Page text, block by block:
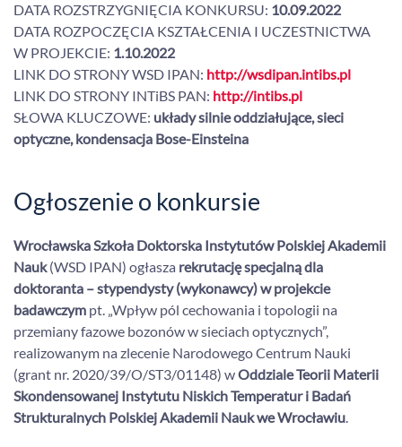
DATA ROZSTRZYGNIĘCIA KONKURSU: 10.09.2022
DATA ROZPOCZĘCIA KSZTAŁCENIA I UCZESTNICTWA
W PROJEKCIE: 1.10.2022
LINK DO STRONY WSD IPAN: http://wsdipan.intibs.pl
LINK DO STRONY INTiBS PAN: http://intibs.pl
SŁOWA KLUCZOWE: układy silnie oddziałujące, sieci
optyczne, kondensacja Bose-Einsteina
Ogłoszenie o konkursie
Wrocławska Szkoła Doktorska Instytutów Polskiej Akademii
Nauk(WSD IPAN) ogłasza rekrutację specjalną dla
doktoranta – stypendysty (wykonawcy) w projekcie
badawczym pt. „Wpływ pól cechowania i topologii na
przemiany fazowe bozonów w sieciach optycznych”,
realizowanym na zlecenie Narodowego Centrum Nauki
(grant nr. 2020/39/O/ST3/01148) wOddziale Teorii Materii
Skondensowanej Instytutu Niskich Temperatur i Badań
Strukturalnych Polskiej Akademii Nauk we Wrocławiu.